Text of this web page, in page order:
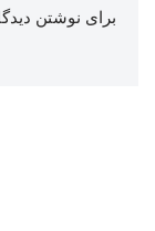
برای نوشتن